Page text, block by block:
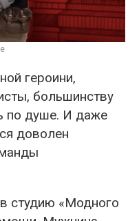
героини,
большинству
по душе. И даже
доволен
студию «Модного